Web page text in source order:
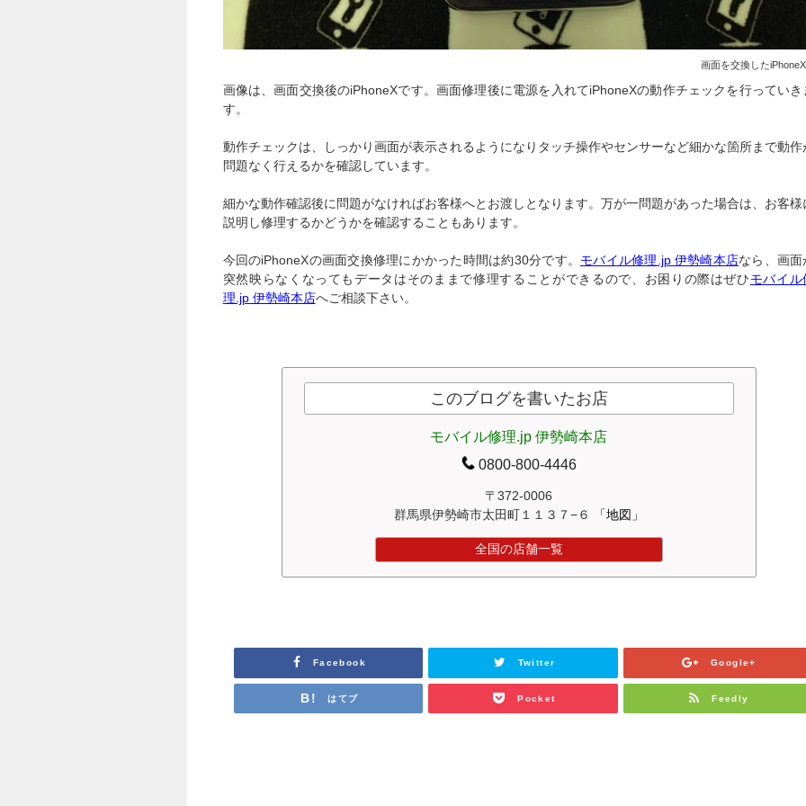
画面を交換したiPhoneX
画像は、画面交換後のiPhoneXです。画面修理後に電源を入れてiPhoneXの動作チェックを行っていき
す。
動作チェックは、しっかり画面が表示されるようになりタッチ操作やセンサーなど細かな箇所まで動作
問題なく行えるかを確認しています。
細かな動作確認後に問題がなければお客様へとお渡しとなります。万が一問題があった場合は、お客様
説明し修理するかどうかを確認することもあります。
今回のiPhoneXの画面交換修理にかかった時間は約30分です。 モバイル修理.jp 伊勢崎本店なら、画面
突然映らなくなってもデータはそのままで修理することができるので、お困りの際はぜひ モバイル
理.jp 伊勢崎本店へご相談下さい。
このブログを書いたお店
モバイル修理.jp 伊勢崎本店
0800-800-4446
〒372-0006
群馬県伊勢崎市太田町１１３７−６
「地図」
全国の店舗一覧
Facebook Twitter Google+
はてブ Pocket Feedly